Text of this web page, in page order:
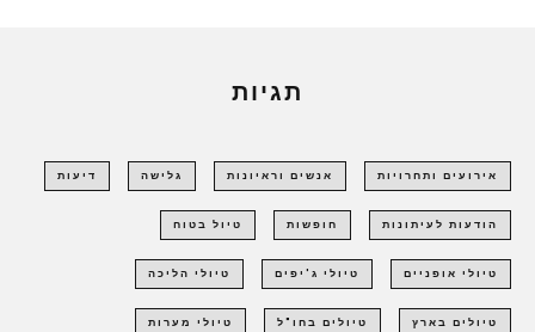
תגיות
אירועים ותחרויות אנשים וראיונות גלישה דיעות
הודעות לעיתונות חופשות טיול בטוח
טיולי אופניים טיולי ג'יפים טיולי הליכה
טיולים בארץ טיולים בחו"ל טיולי מערות